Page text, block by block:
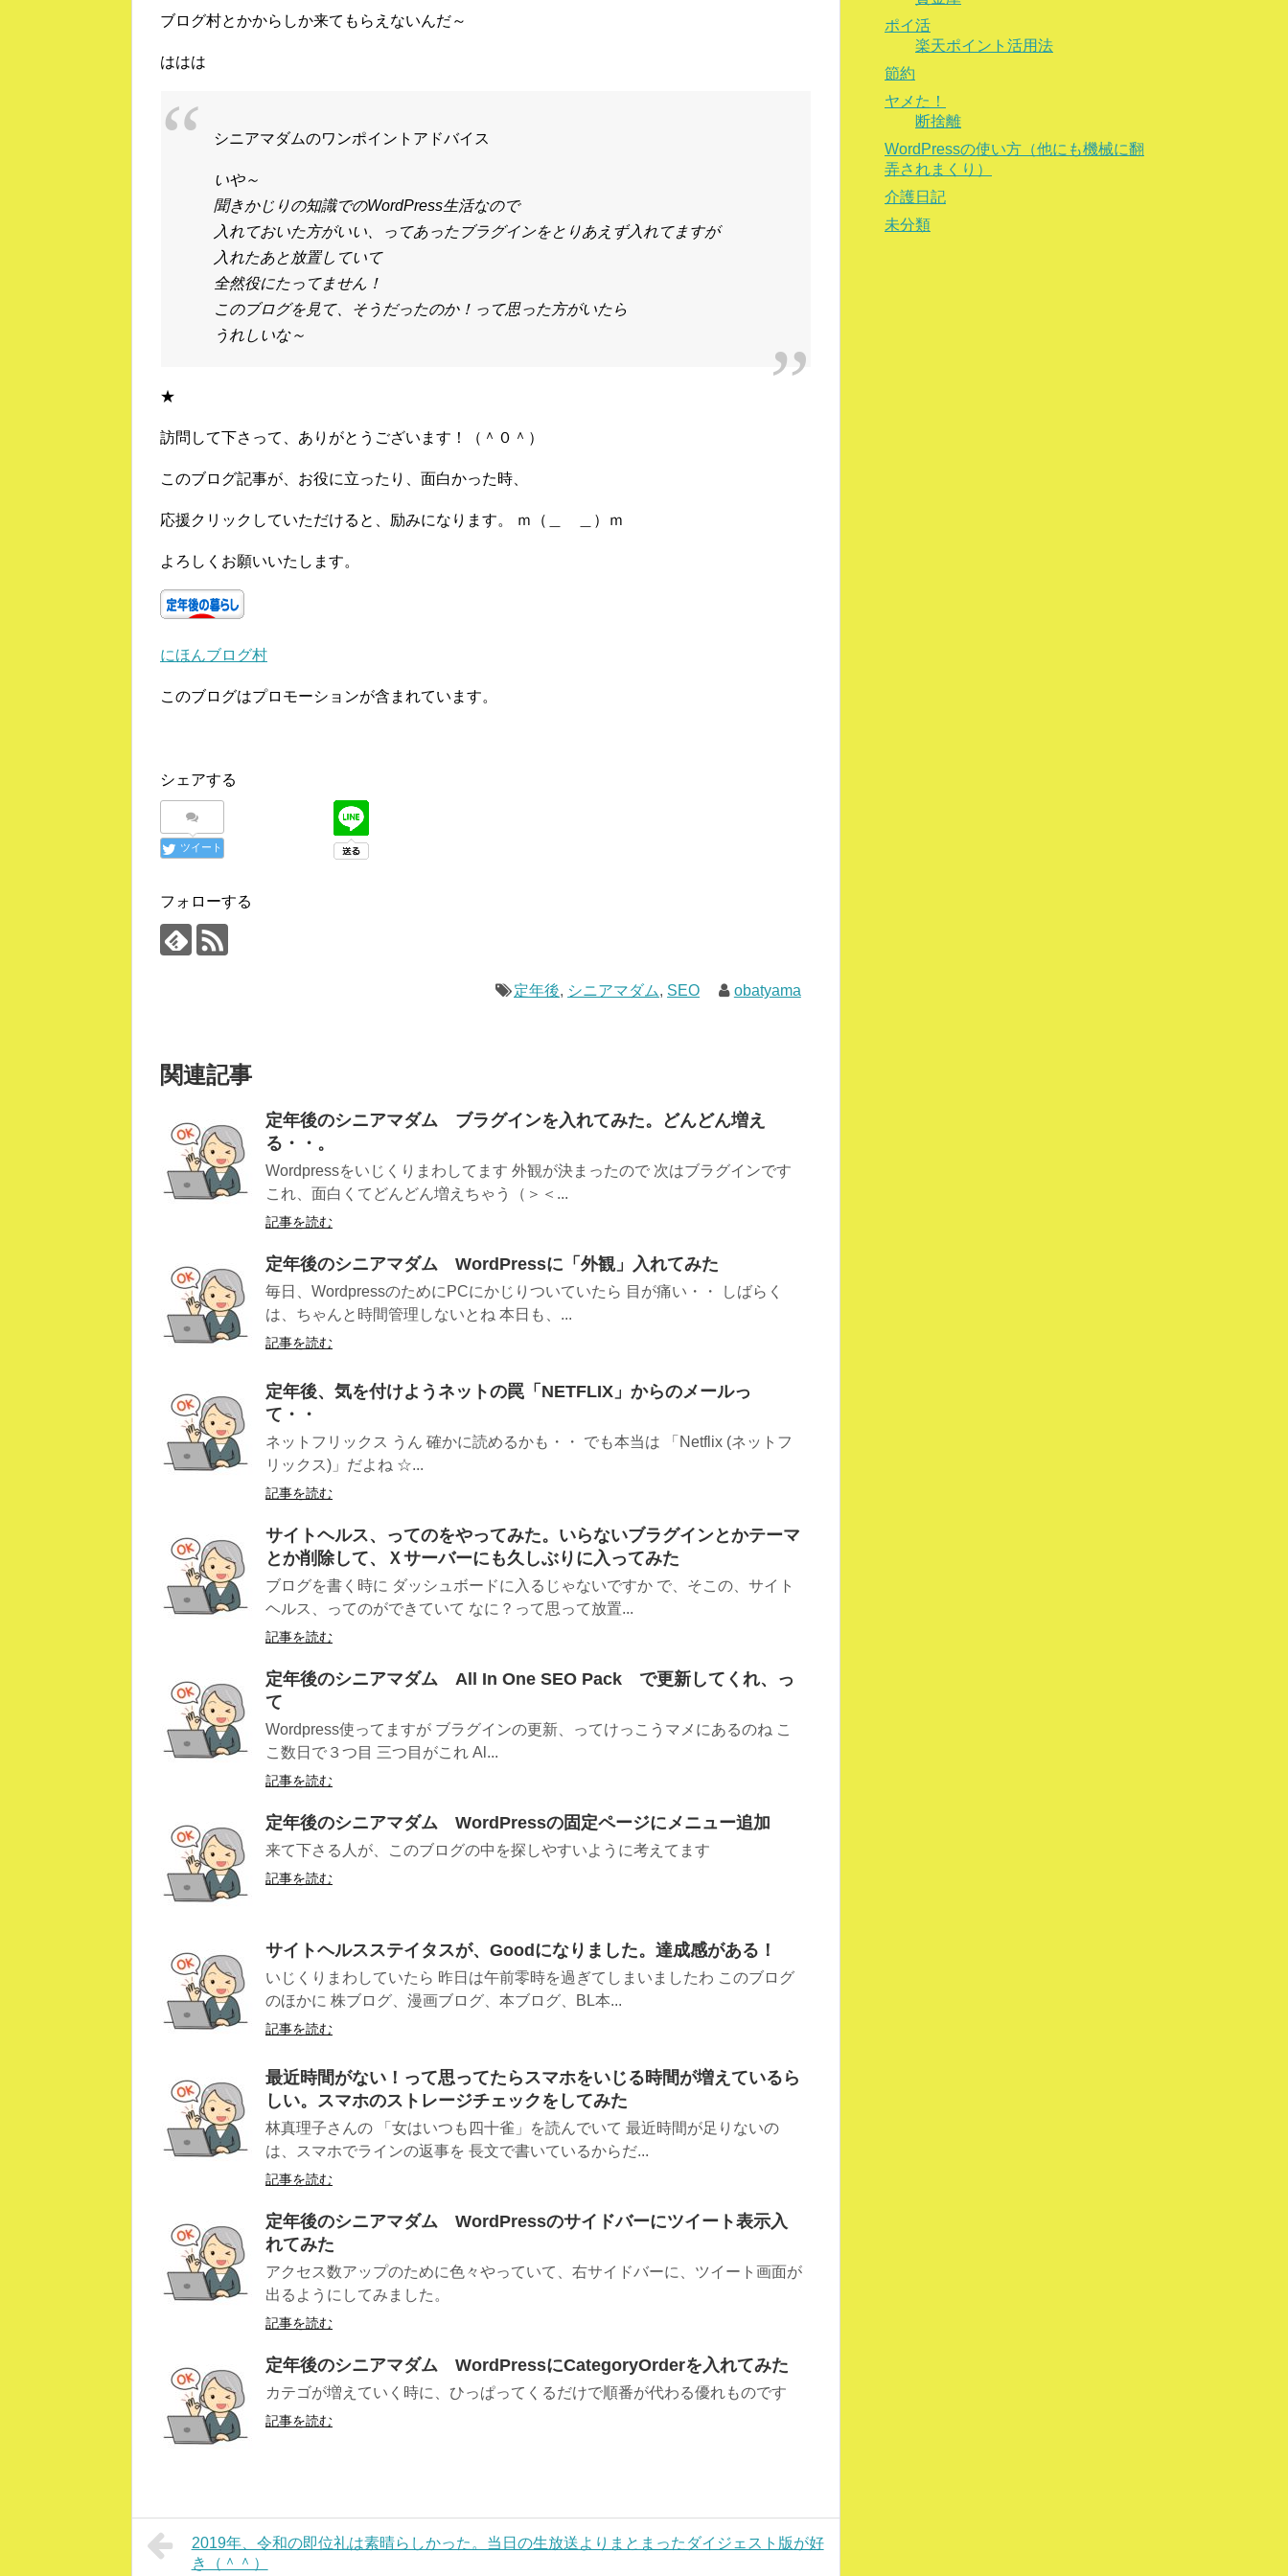
ブログ村とかからしか来てもらえないんだ～
ははは
シニアマダムのワンポイントアドバイス
いや～
聞きかじりの知識でのWordPress生活なので
入れておいた方がいい、ってあったブラグインをとりあえず入れてますが
入れたあと放置していて
全然役にたってません！
このブログを見て、そうだったのか！って思った方がいたら
うれしいな～
★
訪問して下さって、ありがとうございます！（＾０＾）
このブログ記事が、お役に立ったり、面白かった時、
応援クリックしていただけると、励みになります。 ｍ（＿ ＿）ｍ
よろしくお願いいたします。
にほんブログ村
このブログはプロモーションが含まれています。
シェアする
ツイート
フォローする
定年後, シニアマダム, SEO obatyama
関連記事
定年後のシニアマダム ブラグインを入れてみた。どんどん増え
る・・。
Wordpressをいじくりまわしてます 外観が決まったので 次はブラグインです
これ、面白くてどんどん増えちゃう（＞＜...
記事を読む
定年後のシニアマダム WordPressに「外観」入れてみた
毎日、WordpressのためにPCにかじりついていたら 目が痛い・・ しばらく
は、ちゃんと時間管理しないとね 本日も、...
記事を読む
定年後、気を付けようネットの罠「NETFLIX」からのメールっ
て・・
ネットフリックス うん 確かに読めるかも・・ でも本当は 「Netflix (ネットフ
リックス)」だよね ☆...
記事を読む
サイトヘルス、ってのをやってみた。いらないブラグインとかテーマ
とか削除して、Ｘサーバーにも久しぶりに入ってみた
ブログを書く時に ダッシュボードに入るじゃないですか で、そこの、サイト
ヘルス、ってのができていて なに？って思って放置...
記事を読む
定年後のシニアマダム All In One SEO Pack で更新してくれ、っ
て
Wordpress使ってますが ブラグインの更新、ってけっこうマメにあるのね こ
こ数日で３つ目 三つ目がこれ Al...
記事を読む
定年後のシニアマダム WordPressの固定ページにメニュー追加
来て下さる人が、このブログの中を探しやすいように考えてます
記事を読む
サイトヘルスステイタスが、Goodになりました。達成感がある！
いじくりまわしていたら 昨日は午前零時を過ぎてしまいましたわ このブログ
のほかに 株ブログ、漫画ブログ、本ブログ、BL本...
記事を読む
最近時間がない！って思ってたらスマホをいじる時間が増えているら
しい。スマホのストレージチェックをしてみた
林真理子さんの 「女はいつも四十雀」を読んでいて 最近時間が足りないの
は、スマホでラインの返事を 長文で書いているからだ...
記事を読む
定年後のシニアマダム WordPressのサイドバーにツイート表示入
れてみた
アクセス数アップのために色々やっていて、右サイドバーに、ツイート画面が
出るようにしてみました。
記事を読む
定年後のシニアマダム WordPressにCategoryOrderを入れてみた
カテゴが増えていく時に、ひっぱってくるだけで順番が代わる優れものです
記事を読む
2019年、令和の即位礼は素晴らしかった。当日の生放送よりまとまったダイジェスト版が好
き（＾＾）
ポイ活
楽天ポイント活用法
節約
ヤメた！
断捨離
WordPressの使い方（他にも機械に翻
弄されまくり）
介護日記
未分類